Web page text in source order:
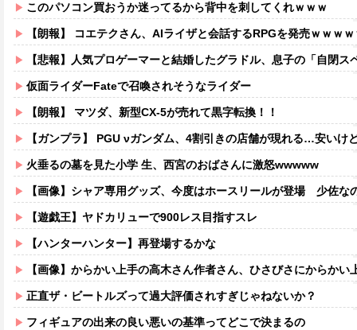
このパソコン買おうか迷ってるから背中を刺してくれｗｗｗ
【朗報】 コエテクさん、AIライザと会話するRPGを発売ｗｗｗ
【悲報】人気プロゲーマーと結婚したグラドル、息子の「自閉スペクト
仮面ライダーFateで召喚されそうなライダー
【朗報】 マツダ、新型CX-5が売れて黒字転換！！
【ガンプラ】 PGU νガンダム、4割引きの店舗が現れる…安いけ
火垂るの墓を見た小学 生、西宮のおばさんに激怒wwwww
【画像】シャア専用グッズ、今度はホースリールが登場 少佐
【遊戯王】ヤドカリューで900レス目指すスレ
【ハンターハンター】再登場するかな
【画像】からかい上手の高木さん作者さん、ひさびさにからかい上手の高木
正直ザ・ビートルズって過大評価されすぎじゃねないか？
フィギュアの出来の良い悪いの基準ってどこで決まるの